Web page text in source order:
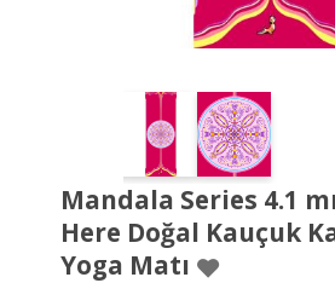
Mandala Series 4.1
Here Doğal Kauçuk
Yoga Matı